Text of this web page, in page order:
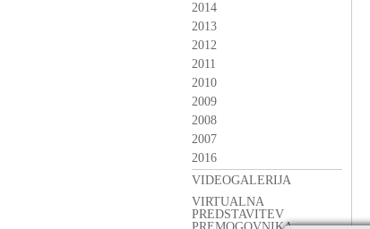
2014
2013
2012
2011
2010
2009
2008
2007
2016
VIDEOGALERIJA
VIRTUALNA
PREDSTAVITEV